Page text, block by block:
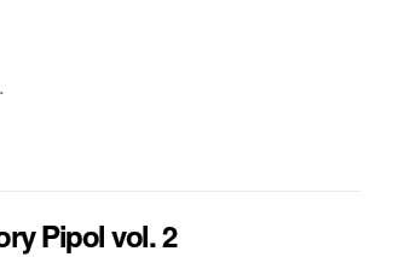
Pipol vol. 2